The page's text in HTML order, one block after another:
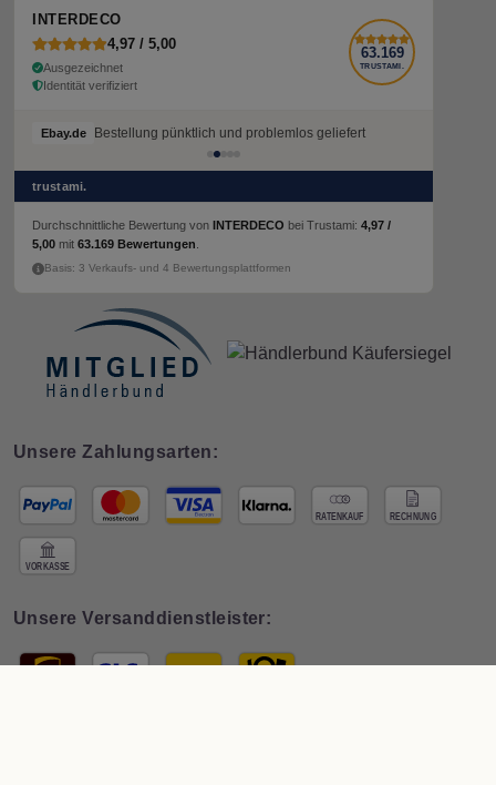
INTERDECO
4,97 / 5,00
Ausgezeichnet
Identität verifiziert
63.169
TRUSTAMI.
Ebay.de Bestellung pünktlich und problemlos geliefert
trustami.
Durchschnittliche Bewertung von INTERDECO bei Trustami: 4,97 /
5,00 mit 63.169 Bewertungen
Basis: 3 Verkaufs- und 4 Bewertungsplattformen
Unsere Zahlungsarten:
Unsere Versanddienstleister: